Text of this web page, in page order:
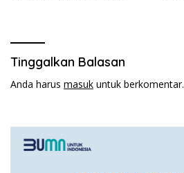
Tinggalkan Balasan
Anda harus masuk untuk berkomentar.